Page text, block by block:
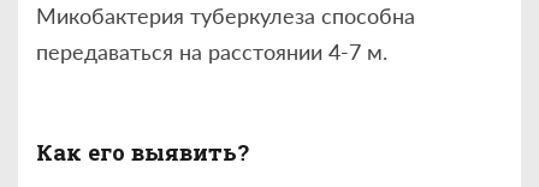
Микобактерия туберкулеза способна
передаваться на расстоянии 4-7 м.
Как его выявить?